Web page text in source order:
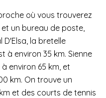
où vous trouverez
un bureau de poste,
D'Elsa, la bretelle
à environ 35 km. Sienne
environ 65 km, et
km. On trouve un
et des courts de tennis